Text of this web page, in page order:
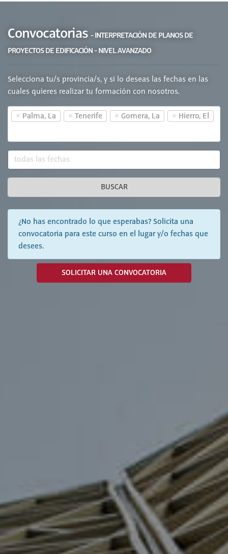
Convocatorias - INTERPRETACIÓN DE PLANOS DE
PROYECTOS DE EDIFICACIÓN - NIVEL AVANZADO
Selecciona tu/s provincia/s, y si lo deseas las fechas en las
cuales quieres realizar tu formación con nosotros.
× Palma, La × Tenerife × Gomera, La × Hierro, El
BUSCAR
¿No has encontrado lo que esperabas? Solicita una
convocatoria para este curso en el lugar y/o fechas que
desees.
SOLICITAR UNA CONVOCATORIA